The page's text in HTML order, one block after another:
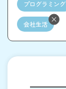
プログラミング
会社生活